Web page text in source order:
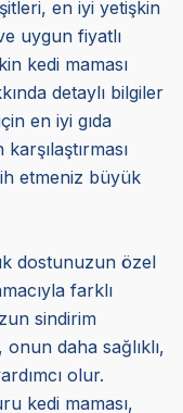
en iyi yetişkin
uygun fiyatlı
kedi maması
detaylı bilgiler
en iyi gıda
etmeniz büyük
dostunuzun özel
farklı
sindirim
daha sağlıklı,
olur.
kedi maması,